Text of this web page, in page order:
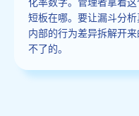
短板在哪。要让漏斗分
内部的行为差异拆解开
不了的。